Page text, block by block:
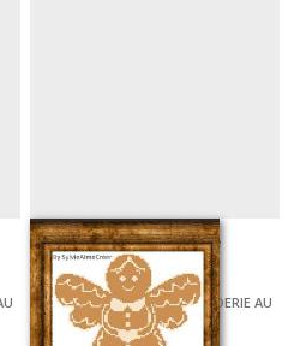
Gingerbread ange
GRILLES ET KITS POUR BRODERIE AU
POINT DE CROIX